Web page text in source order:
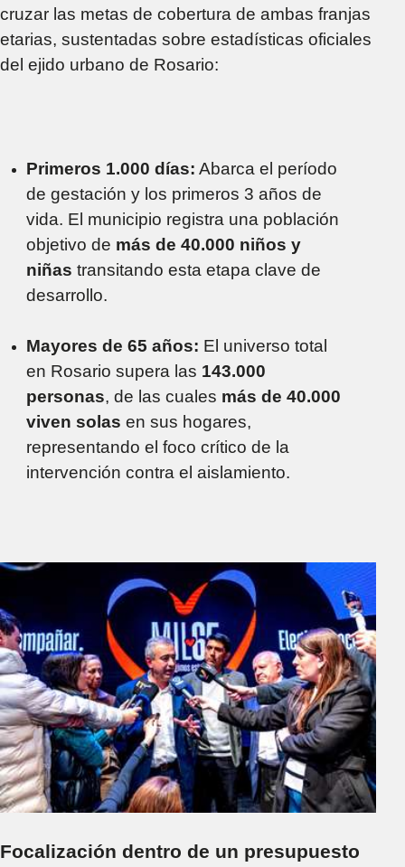
cruzar las metas de cobertura de ambas franjas
etarias, sustentadas sobre estadísticas oficiales
del ejido urbano de Rosario:
Primeros 1.000 días: Abarca el período
de gestación y los primeros 3 años de
vida. El municipio registra una población
objetivo de más de 40.000 niños y
niñas transitando esta etapa clave de
desarrollo.
Mayores de 65 años: El universo total
en Rosario supera las 143.000
personas, de las cuales más de 40.000
viven solas en sus hogares,
representando el foco crítico de la
intervención contra el aislamiento.
Focalización dentro de un presupuesto